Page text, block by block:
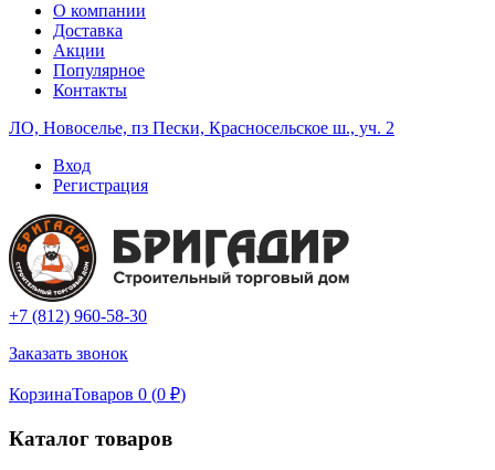
О компании
Доставка
Акции
Популярное
Контакты
ЛО, Новоселье, пз Пески, Красносельское ш., уч. 2
Вход
Регистрация
+7 (812) 960-58-30
Заказать звонок
КорзинаТоваров 0 (0 ₽)
Каталог товаров